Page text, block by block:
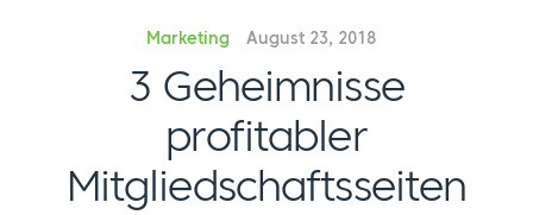
Marketing August 23, 2018
3 Geheimnisse
profitabler
Mitgliedschaftsseiten